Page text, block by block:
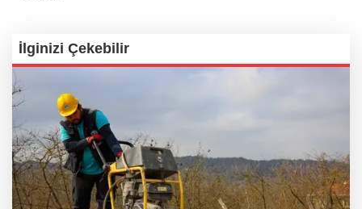
İlginizi Çekebilir